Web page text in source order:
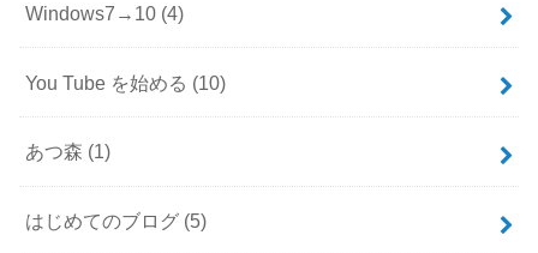
Windows7→10 (4)
You Tube を始める (10)
あつ森 (1)
はじめてのブログ (5)